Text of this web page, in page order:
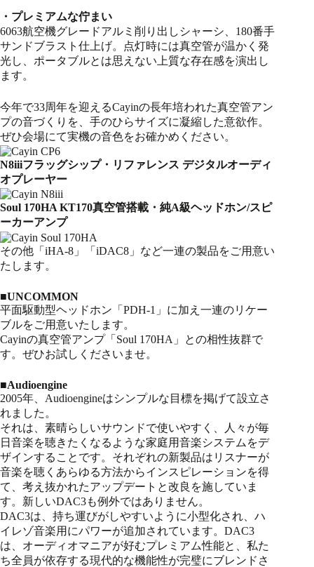
・プレミアムな佇まい
6063航空機グレードアルミ削り出しシャーシ、180番手
サンドブラスト仕上げ。点灯時には真空管が温かく発
光し、ポータブルとは思えない上質な存在感を演出し
ます。
今年で33周年を迎えるCayinの長年培われた真空管アン
プの音づくりを、手のひらサイズに凝縮した意欲作。
ぜひ会場にて実機の音色をお確かめください。
N8iiiフラッグシップ・リファレンス デジタルオーディ
オプレーヤー
Soul 170HA KT170真空管搭載・純A級ヘッドホン/スピ
ーカーアンプ
その他「iHA-8」「iDAC8」など一連の製品をご用意い
たします。
■UNCOMMON
平面駆動型ヘッドホン「PDH-1」に加え一連のリケー
ブルをご用意いたします。
Cayinの真空管アンプ「Soul 170HA」との相性抜群で
す。ぜひお試しくださいませ。
■Audioengine
2005年、Audioengineはシンプルな目標を掲げて設立さ
れました。
それは、素晴らしいサウンドで使いやすく、人々が毎
日音楽を聴きたくなるような家庭用音楽システムをデ
ザインすることです。それぞれの新製品はリスナーが
音楽を聴くあらゆる方法からインスピレーションを得
て、考え抜かれたアップデートと改良を施していま
す。新しいDAC3も例外ではありません。
DAC3は、持ち運びがしやすいように小型化され、ハ
イレゾ音楽用にパワーが追加されています。DAC3
は、オーディオマニアが好むプレミアム性能と、私た
ち全員が依存する現代的な機能性が完璧にブレンドさ